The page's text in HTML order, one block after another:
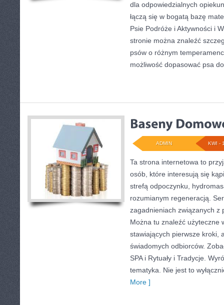
dla odpowiedzialnych
łączą się w bogatą bazę
Psie Podróże i Aktywności i
stronie można znaleźć
psów o różnym
możliwość dopasować psa do
KWI -
ADMIN
Ta strona internetowa to
osób, które interesują się
strefą odpoczynku,
rozumianym regeneracją.
zagadnieniach związanych z
Można tu znaleźć użyteczne
stawiających pierwsze kroki,
świadomych odbiorców.
SPA i Rytuały i Tradycje.
tematyka. Nie jest to
More ]